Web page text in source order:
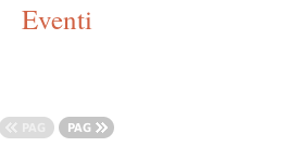
Eventi